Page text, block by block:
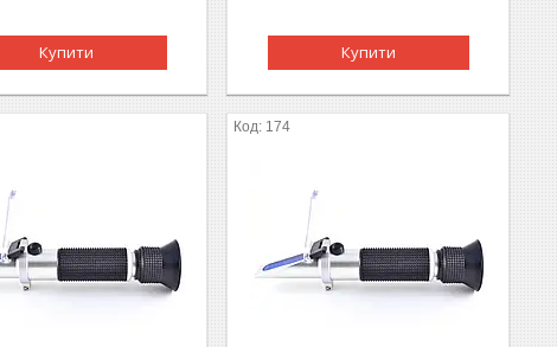
Купити Купити
174